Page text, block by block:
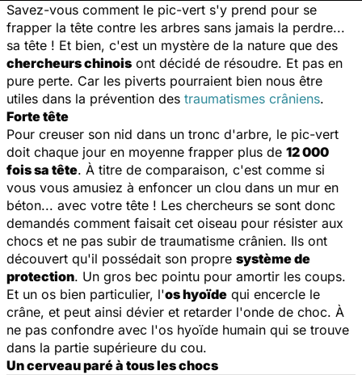
Savez-vous comment le pic-vert s'y prend pour se
frapper la tête contre les arbres sans jamais la perdre...
sa tête ! Et bien, c'est un mystère de la nature que des
chercheurs chinois ont décidé de résoudre. Et pas en
pure perte. Car les piverts pourraient bien nous être
utiles dans la prévention des traumatismes crâniens.
Forte tête
Pour creuser son nid dans un tronc d'arbre, le pic-vert
doit chaque jour en moyenne frapper plus de 12 000
fois sa tête. À titre de comparaison, c'est comme si
vous vous amusiez à enfoncer un clou dans un mur en
béton... avec votre tête ! Les chercheurs se sont donc
demandés comment faisait cet oiseau pour résister aux
chocs et ne pas subir de traumatisme crânien. Ils ont
découvert qu'il possédait son propre système de
protection. Un gros bec pointu pour amortir les coups.
Et un os bien particulier, l'os hyoïde qui encercle le
crâne, et peut ainsi dévier et retarder l'onde de choc. À
ne pas confondre avec l'os hyoïde humain qui se trouve
dans la partie supérieure du cou.
Un cerveau paré à tous les chocs